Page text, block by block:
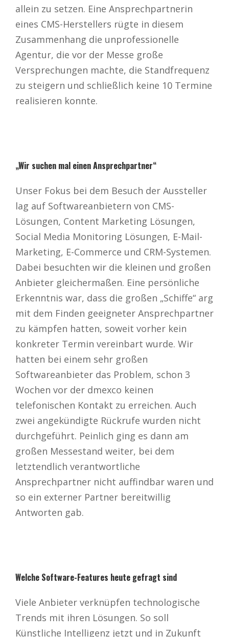
allein zu setzen. Eine Ansprechpartnerin
eines CMS-Herstellers rügte in diesem
Zusammenhang die unprofessionelle
Agentur, die vor der Messe große
Versprechungen machte, die Standfrequenz
zu steigern und schließlich keine 10 Termine
realisieren konnte.
„Wir suchen mal einen Ansprechpartner“
Unser Fokus bei dem Besuch der Aussteller
lag auf Softwareanbietern von CMS-
Lösungen, Content Marketing Lösungen,
Social Media Monitoring Lösungen, E-Mail-
Marketing, E-Commerce und CRM-Systemen.
Dabei besuchten wir die kleinen und großen
Anbieter gleichermaßen. Eine persönliche
Erkenntnis war, dass die großen „Schiffe“ arg
mit dem Finden geeigneter Ansprechpartner
zu kämpfen hatten, soweit vorher kein
konkreter Termin vereinbart wurde. Wir
hatten bei einem sehr großen
Softwareanbieter das Problem, schon 3
Wochen vor der dmexco keinen
telefonischen Kontakt zu erreichen. Auch
zwei angekündigte Rückrufe wurden nicht
durchgeführt. Peinlich ging es dann am
großen Messestand weiter, bei dem
letztendlich verantwortliche
Ansprechpartner nicht auffindbar waren und
so ein externer Partner bereitwillig
Antworten gab.
Welche Software-Features heute gefragt sind
Viele Anbieter verknüpfen technologische
Trends mit ihren Lösungen. So soll
Künstliche Intelligenz jetzt und in Zukunft